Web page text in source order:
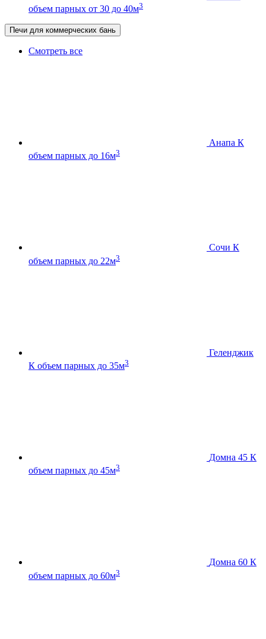
объем парных от 30 до 40м3
Печи для коммерческих бань
Смотреть все
Анапа К
объем парных до 16м3
Сочи К
объем парных до 22м3
Геленджик
К объем парных до 35м3
Домна 45 К
объем парных до 45м3
Домна 60 К
объем парных до 60м3